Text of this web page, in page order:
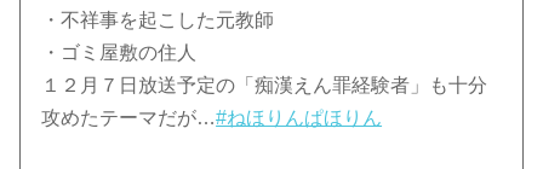
・不祥事を起こした元教師
・ゴミ屋敷の住人
１２月７日放送予定の「痴漢えん罪経験者」も十分
攻めたテーマだが…#ねほりんぱほりん